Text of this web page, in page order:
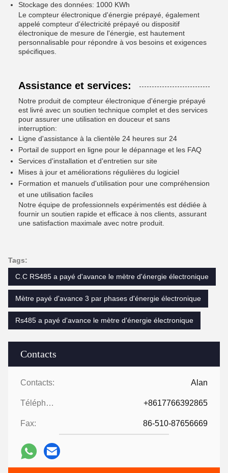
Contacts
Contacts: Alan
Téléphone: +8617766392865
Fax: 86-510-87656669
Stockage des données: 1000 KWh
Le compteur électronique d'énergie prépayé, également
appelé compteur d'électricité prépayé ou dispositif
électronique de mesure de l'énergie, est hautement
personnalisable pour répondre à vos besoins et exigences
spécifiques.
Assistance et services:
Notre produit de compteur électronique d'énergie prépayé
est livré avec un soutien technique complet et des services
pour assurer une utilisation en douceur et sans
interruption:
Ligne d'assistance à la clientèle 24 heures sur 24
Portail de support en ligne pour le dépannage et les FAQ
Services d'installation et d'entretien sur site
Mises à jour et améliorations régulières du logiciel
Formation et manuels d'utilisation pour une compréhension
et une utilisation faciles
Notre équipe de professionnels expérimentés est dédiée à
fournir un soutien rapide et efficace à nos clients, assurant
une satisfaction maximale avec notre produit.
Tags:
C.C RS485 a payé d'avance le mètre d'énergie électronique
Mètre payé d'avance 3 par phases d'énergie électronique
Rs485 a payé d'avance le mètre d'énergie électronique